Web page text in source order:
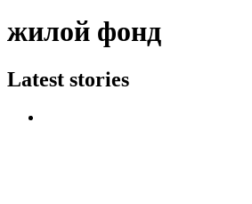
жилой фонд
Latest stories